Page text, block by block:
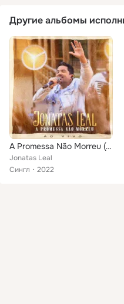
Другие альбомы
A Promessa Não Morreu (Ao Vivo)
Jonatas Leal
Сингл
2022